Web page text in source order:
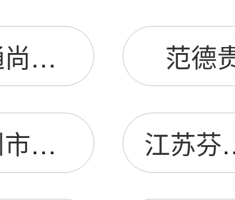
南通尚帛国际贸易有限公司 范德
泉州市三兴物流有限公司 江苏芬